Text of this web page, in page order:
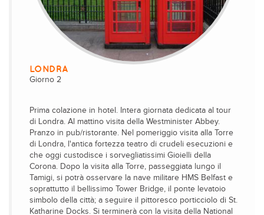
LONDRA
Giorno 2
Prima colazione in hotel. Intera giornata dedicata al tour
di Londra. Al mattino visita della Westminister Abbey.
Pranzo in pub/ristorante. Nel pomeriggio visita alla Torre
di Londra, l'antica fortezza teatro di crudeli esecuzioni e
che oggi custodisce i sorvegliatissimi Gioielli della
Corona. Dopo la visita alla Torre, passeggiata lungo il
Tamigi, si potrà osservare la nave militare HMS Belfast e
soprattutto il bellissimo Tower Bridge, il ponte levatoio
simbolo della città; a seguire il pittoresco porticciolo di St.
Katharine Docks. Si terminerà con la visita della National